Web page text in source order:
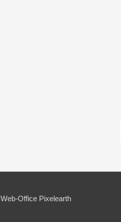
Web-Office Pixelearth